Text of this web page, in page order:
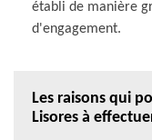
établi de manière
d'engagement.
Les raisons qui
Lisores à